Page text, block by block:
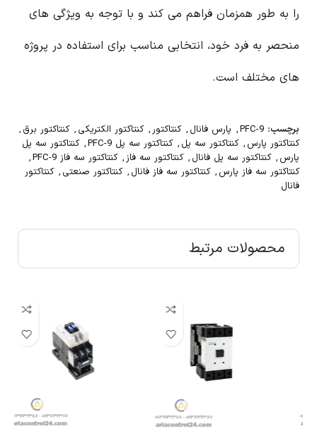
را به طور همزمان فراهم می کند و با توجه به ویژگی های
منحصر به فرد خود، انتخابی مناسب برای استفاده در پروژه
های مختلف است.
برچسب: PFC-9
, پارس فانال , کنتاکتور, کنتاکتور الکتریکی , کنتاکتور برق ,
کنتاکتور پارس , کنتاکتور سه پل , کنتاکتور سه پل PFC-9 , کنتاکتور سه پل
پارس , کنتاکتور سه پل فانال , کنتاکتور سه فاز, کنتاکتور سه فاز PFC-9
,
کنتاکتور سه فاز پارس , کنتاکتور سه فاز فانال , کنتاکتور صنعتی , کنتاکتور
فانال
محصولات مرتبط